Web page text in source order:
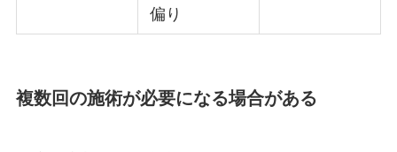
偏り
複数回の施術が必要になる場合がある